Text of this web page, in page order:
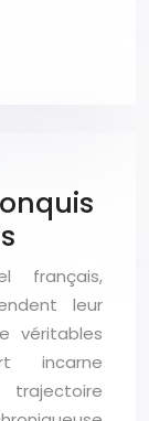
français,
leur
véritables
incarne